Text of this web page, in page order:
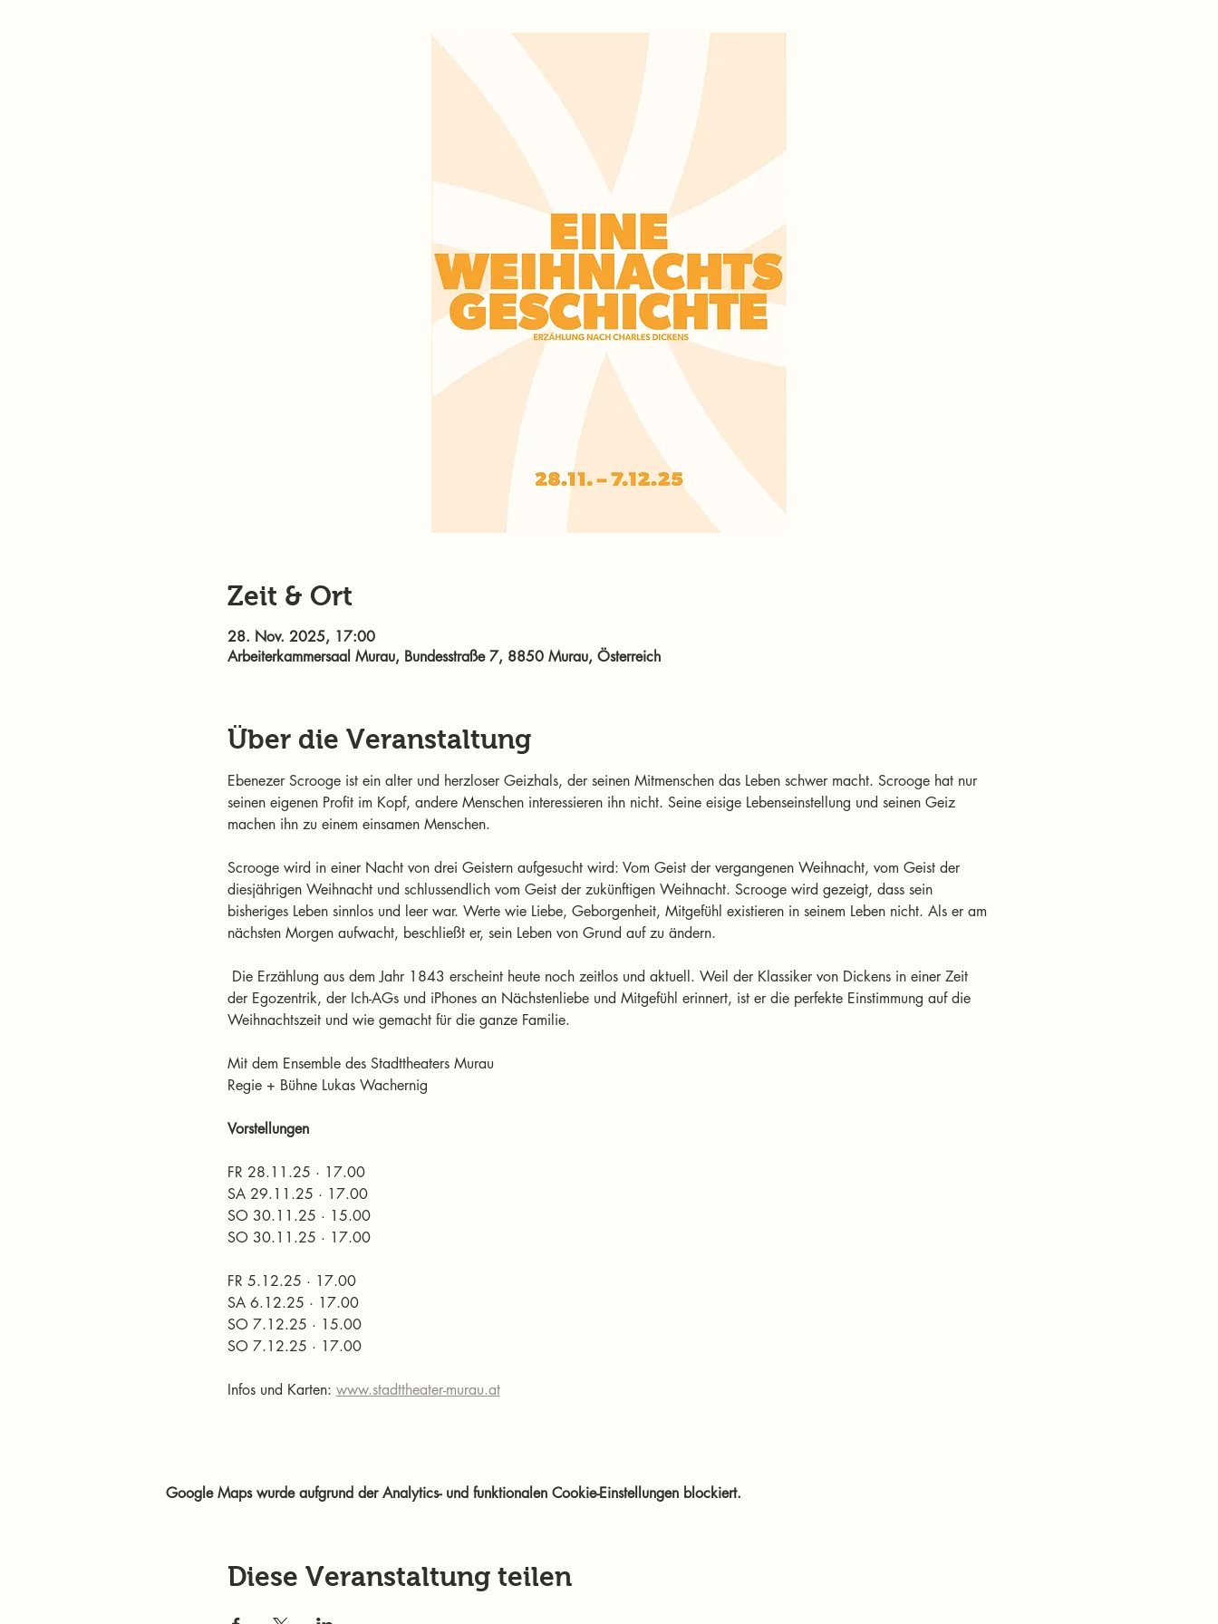
Zeit & Ort
28. Nov. 2025, 17:00
Arbeiterkammersaal Murau, Bundesstraße 7, 8850 Murau, Österreich
Über die Veranstaltung
Ebenezer Scrooge ist ein alter und herzloser Geizhals, der seinen Mitmenschen das Leben schwer macht. Scrooge hat nur
seinen eigenen Profit im Kopf, andere Menschen interessieren ihn nicht. Seine eisige Lebenseinstellung und seinen Geiz
machen ihn zu einem einsamen Menschen.
Scrooge wird in einer Nacht von drei Geistern aufgesucht wird: Vom Geist der vergangenen Weihnacht, vom Geist der
diesjährigen Weihnacht und schlussendlich vom Geist der zukünftigen Weihnacht. Scrooge wird gezeigt, dass sein
bisheriges Leben sinnlos und leer war. Werte wie Liebe, Geborgenheit, Mitgefühl existieren in seinem Leben nicht. Als er am
nächsten Morgen aufwacht, beschließt er, sein Leben von Grund auf zu ändern.
Die Erzählung aus dem Jahr 1843 erscheint heute noch zeitlos und aktuell. Weil der Klassiker von Dickens in einer Zeit
der Egozentrik, der Ich-AGs und iPhones an Nächstenliebe und Mitgefühl erinnert, ist er die perfekte Einstimmung auf die
Weihnachtszeit und wie gemacht für die ganze Familie.
Mit dem Ensemble des Stadttheaters Murau
Regie + Bühne Lukas Wachernig
Vorstellungen
FR 28.11.25 · 17.00
SA 29.11.25 · 17.00
SO 30.11.25 · 15.00
SO 30.11.25 · 17.00
FR 5.12.25 · 17.00
SA 6.12.25 · 17.00
SO 7.12.25 · 15.00
SO 7.12.25 · 17.00
Infos und Karten: www.stadttheater-murau.at
Google Maps wurde aufgrund der Analytics- und funktionalen Cookie-Einstellungen blockiert.
Diese Veranstaltung teilen